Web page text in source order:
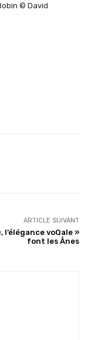
© David
ARTICLE SUIVANT
l’élégance voQale »
font les Ânes